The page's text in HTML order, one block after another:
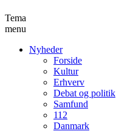
Tema
menu
Nyheder
Forside
Kultur
Erhverv
Debat og politik
Samfund
112
Danmark